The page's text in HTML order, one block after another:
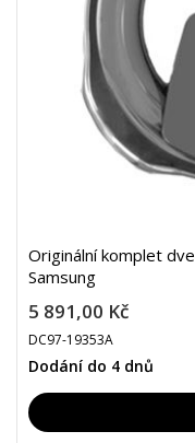
Originální komplet
Samsung
5 891,00 Kč
DC97-19353A
Dodání do 4 dnů